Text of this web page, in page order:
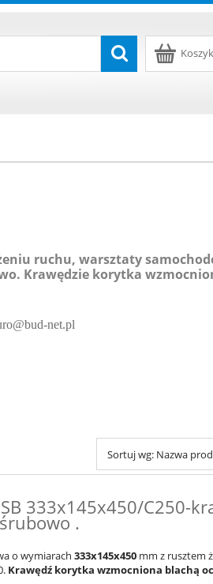
ruchu, warsztaty
Krawędzie korytka
net.pl
Sortuj wg: Nazwa
333x145x450/C250-
.
o wymiarach 333x145x450mm z rusztem
Krawędź korytka wzmocniona blachą